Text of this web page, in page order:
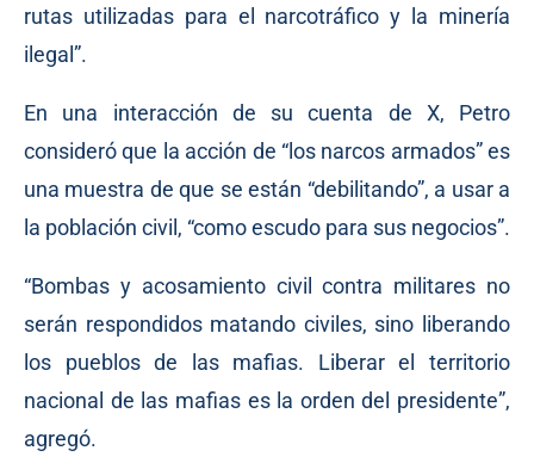
rutas utilizadas para el narcotráfico y la minería
ilegal”.
En una interacción de su cuenta de X, Petro
consideró que la acción de “los narcos armados” es
una muestra de que se están “debilitando”, a usar a
la población civil, “como escudo para sus negocios”.
“Bombas y acosamiento civil contra militares no
serán respondidos matando civiles, sino liberando
los pueblos de las mafias. Liberar el territorio
nacional de las mafias es la orden del presidente”,
agregó.